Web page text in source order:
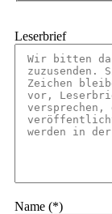
Leserbrief
Name (*)